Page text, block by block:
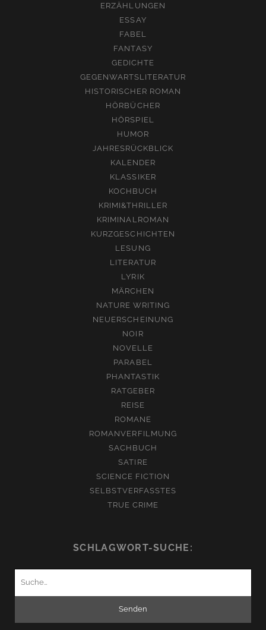
ERZÄHLUNGEN
ESSAY
FABEL
FANTASY
GEDICHTE
GEGENWARTSLITERATUR
HISTORISCHER ROMAN
HÖRBÜCHER
HÖRSPIEL
HUMOR
JAHRESRÜCKBLICK
KALENDER
KLASSIKER
KOCHBUCH
KRIMI&THRILLER
KRIMINALROMAN
KURZGESCHICHTEN
LESUNG
LITERATUR
LYRIK
MÄRCHEN
NATURE WRITING
NEUERSCHEINUNG
NOIR
NOVELLE
PARABEL
PHANTASTIK
RATGEBER
REISE
ROMANE
ROMANVERFILMUNG
SACHBUCH
SATIRE
SCIENCE FICTION
SELBSTVERFASSTES
TRUE CRIME
SCHLAGWORT-SUCHE: